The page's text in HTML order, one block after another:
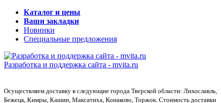
Каталог и цены
Ваши закладки
Новинки
Специальные предложения
Разработка и поддержка сайта - mvita.ru
Осуществляем доставку в следующие города Тверской области: Лихославль,
Бежецк, Кимры, Кашин, Максатиха, Конаково, Торжок. Стоимость доставки